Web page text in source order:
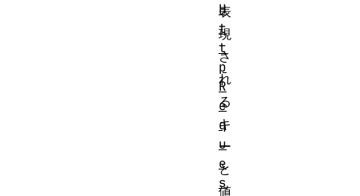
表
現
さ
れ
る
キ
ー
と
値
H
t
t
p
R
e
q
u
e
s